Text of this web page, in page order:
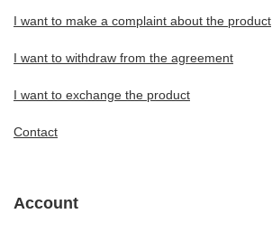
I want to make a complaint about the product
I want to withdraw from the agreement
I want to exchange the product
Contact
Account